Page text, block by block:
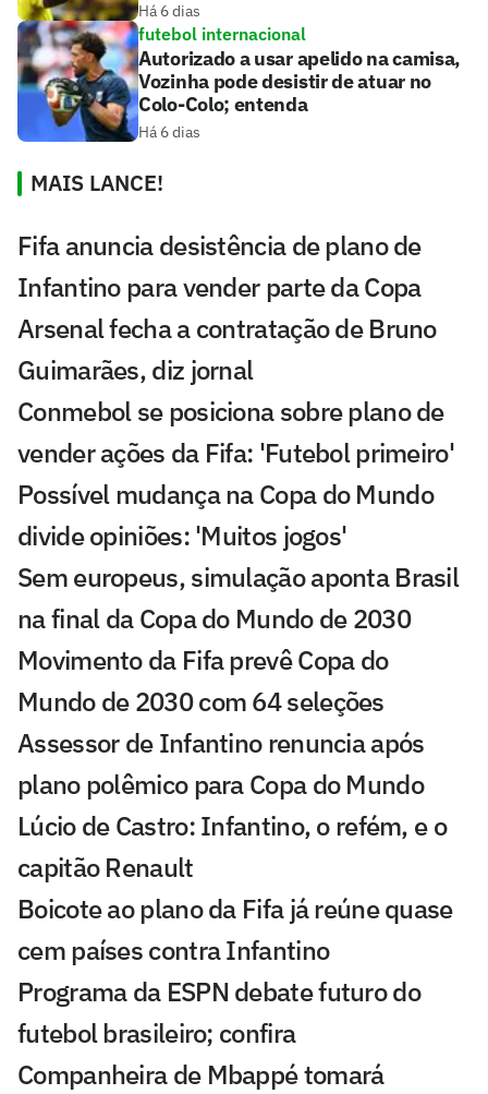
Há 6 dias
futebol internacional
Autorizado a usar apelido na camisa,
Vozinha pode desistir de atuar no
Colo-Colo; entenda
Há 6 dias
MAIS LANCE!
Fifa anuncia desistência de plano de
Infantino para vender parte da Copa
Arsenal fecha a contratação de Bruno
Guimarães, diz jornal
Conmebol se posiciona sobre plano de
vender ações da Fifa: 'Futebol primeiro'
Possível mudança na Copa do Mundo
divide opiniões: 'Muitos jogos'
Sem europeus, simulação aponta Brasil
na final da Copa do Mundo de 2030
Movimento da Fifa prevê Copa do
Mundo de 2030 com 64 seleções
Assessor de Infantino renuncia após
plano polêmico para Copa do Mundo
Lúcio de Castro: Infantino, o refém, e o
capitão Renault
Boicote ao plano da Fifa já reúne quase
cem países contra Infantino
Programa da ESPN debate futuro do
futebol brasileiro; confira
Companheira de Mbappé tomará